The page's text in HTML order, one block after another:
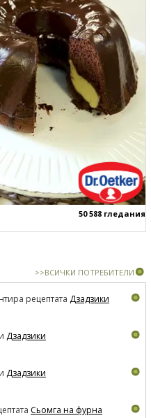
50 588 гледания
>>ВСИЧКИ ПОТРЕБИТЕЛИ
рецептата Дзадзики
Дзадзики
Дзадзики
Сьомга на фурна